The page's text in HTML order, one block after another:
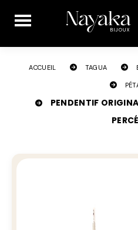
ACCUEIL TAGUA
PENDENTIF